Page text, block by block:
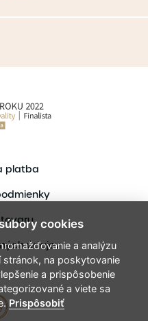
platba
údajov
cookies
a analýzu
stránok, na poskytovanie
a prispôsobenie
a viete sa
Prispôsobiť